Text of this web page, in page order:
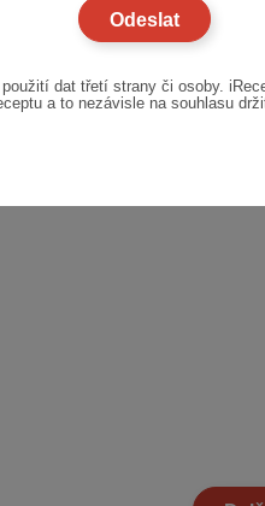
dat třetí strany či osoby.
a to nezávisle na souhlasu